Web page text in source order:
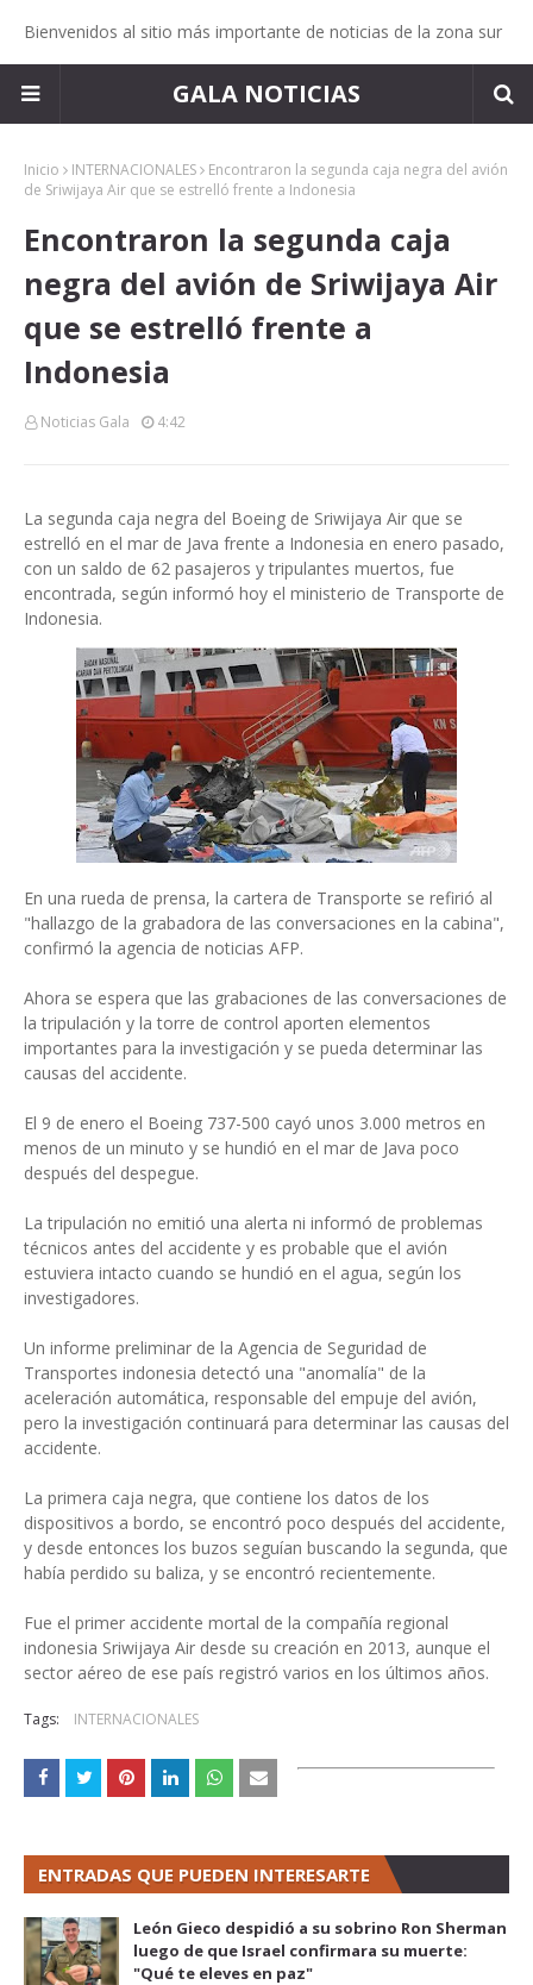
Bienvenidos al sitio más importante de noticias de la zona sur
GALA NOTICIAS
Inicio INTERNACIONALES
Encontraron la segunda caja negra del avión
de Sriwijaya Air que se estrelló frente a Indonesia
Encontraron la segunda caja
negra del avión de Sriwijaya Air
que se estrelló frente a
Indonesia
Noticias Gala 4:42
La segunda caja negra del Boeing de Sriwijaya Air que se
estrelló en el mar de Java frente a Indonesia en enero pasado,
con un saldo de 62 pasajeros y tripulantes muertos, fue
encontrada, según informó hoy el ministerio de Transporte de
Indonesia.
En una rueda de prensa, la cartera de Transporte se refirió al
"hallazgo de la grabadora de las conversaciones en la cabina",
confirmó la agencia de noticias AFP.
Ahora se espera que las grabaciones de las conversaciones de
la tripulación y la torre de control aporten elementos
importantes para la investigación y se pueda determinar las
causas del accidente.
El 9 de enero el Boeing 737-500 cayó unos 3.000 metros en
menos de un minuto y se hundió en el mar de Java poco
después del despegue.
La tripulación no emitió una alerta ni informó de problemas
técnicos antes del accidente y es probable que el avión
estuviera intacto cuando se hundió en el agua, según los
investigadores.
Un informe preliminar de la Agencia de Seguridad de
Transportes indonesia detectó una "anomalía" de la
aceleración automática, responsable del empuje del avión,
pero la investigación continuará para determinar las causas del
accidente.
La primera caja negra, que contiene los datos de los
dispositivos a bordo, se encontró poco después del accidente,
y desde entonces los buzos seguían buscando la segunda, que
había perdido su baliza, y se encontró recientemente.
Fue el primer accidente mortal de la compañía regional
indonesia Sriwijaya Air desde su creación en 2013, aunque el
sector aéreo de ese país registró varios en los últimos años.
Tags: INTERNACIONALES
ENTRADAS QUE PUEDEN INTERESARTE
León Gieco despidió a su sobrino Ron Sherman
luego de que Israel confirmara su muerte:
"Qué te eleves en paz"